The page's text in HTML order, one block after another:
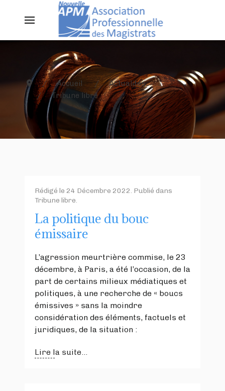
Accueil
Actualités
Tribune libre
Rédigé le 24 Décembre 2022. Publié dans
Tribune libre.
La politique du bouc
émissaire
L’agression meurtrière commise, le 23
décembre, à Paris, a été l’occasion, de la
part de certains milieux médiatiques et
politiques, à une recherche de « boucs
émissives » sans la moindre
considération des éléments, factuels et
juridiques, de la situation :
Lire la suite...